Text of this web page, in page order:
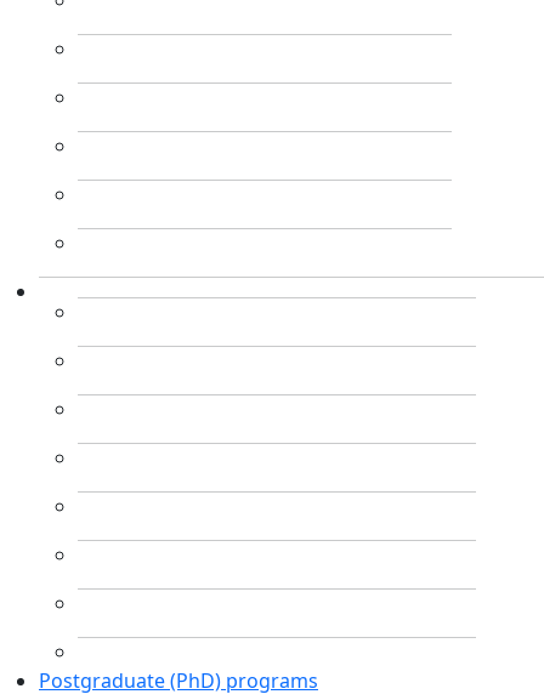
Postgraduate (PhD) programs